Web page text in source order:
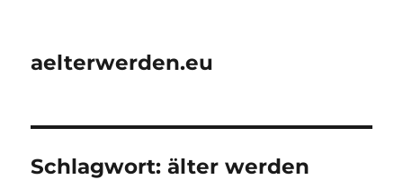
aelterwerden.eu
Schlagwort:älter werden